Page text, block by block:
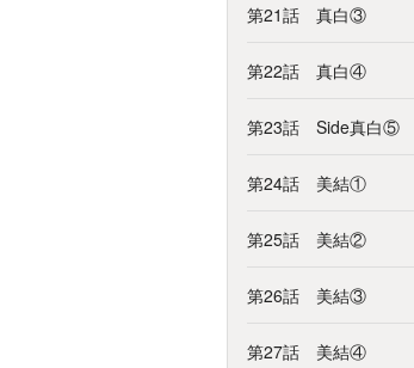
第21話 真白③
第22話 真白④
第23話 Side真白⑤
第24話 美結①
第25話 美結②
第26話 美結③
第27話 美結④